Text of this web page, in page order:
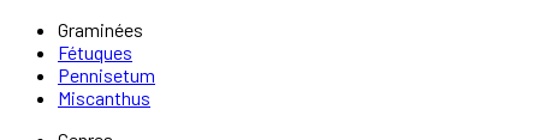
Graminées
Fétuques
Pennisetum
Miscanthus